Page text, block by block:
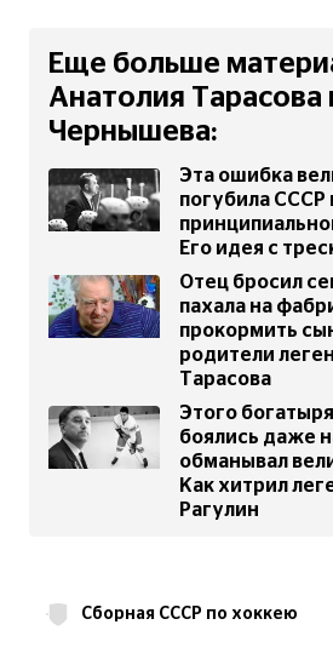
Еще больше
Анатолия Тарасова
Чернышева:
Эта ошибка
погубила СССР
Его идея с
Отец бросил
пахала на
прокормить
родители
Тарасова
Этого
боялись даже
обманывал
Как хитрил
Рагулин
Сборная СССР по хоккею